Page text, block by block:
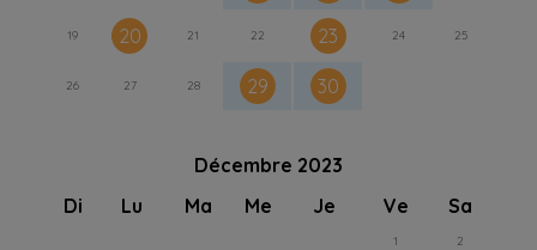
19 20 21 22 23 24 25
26 27 28 29 30
Décembre 2023
Di
Lu Ma Me Je Ve Sa
1 2